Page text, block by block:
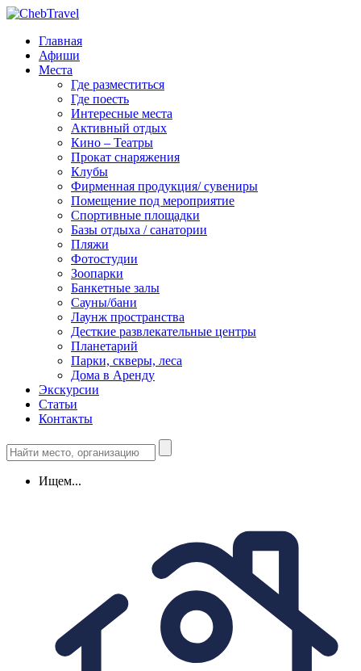
Главная
Афиши
Места
Где разместиться
Где поесть
Интересные места
Активный отдых
Кино – Театры
Прокат снаряжения
Клубы
Фирменная продукция/ сувениры
Помещение под мероприятие
Спортивные площадки
Базы отдыха / санатории
Пляжи
Фотостудии
Зоопарки
Банкетные залы
Сауны/бани
Лаунж пространства
Десткие развлекательные центры
Планетарий
Парки, скверы, леса
Дома в Аренду
Экскурсии
Статьи
Контакты
Ищем...